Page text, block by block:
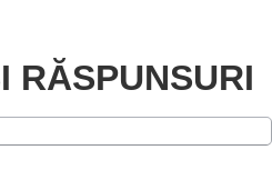
RĂSPUNSURI